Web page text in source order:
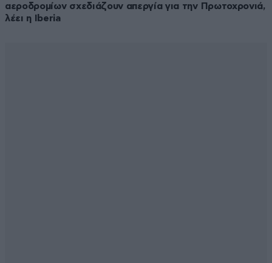
αεροδρομίων σχεδιάζουν απεργία για την Πρωτοχρονιά,
λέει η Iberia